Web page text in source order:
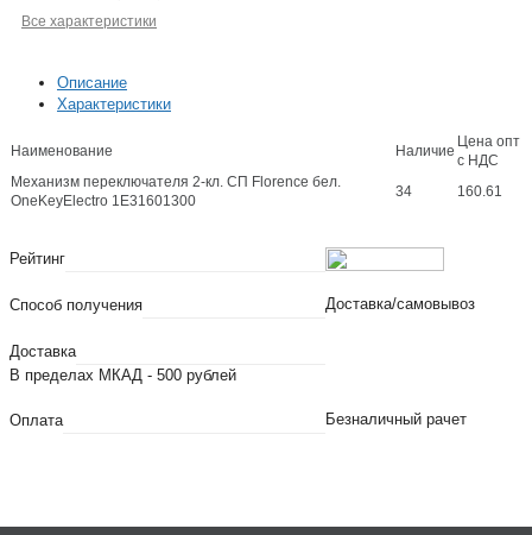
Все характеристики
Описание
Характеристики
Наименование Наличие
Цена опт
с НДС
Механизм переключателя 2-кл. СП Florence бел.
OneKeyElectro 1E31601300
34 160.61
Рейтинг
Способ получения Доставка/самовывоз
Доставка
В пределах МКАД - 500 рублей
Оплата Безналичный рачет